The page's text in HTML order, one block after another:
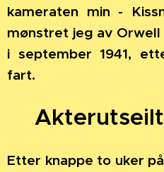
kameraten min -
mønstret jeg av Orwell
i september 1941,
fart.
Etter knappe to uker